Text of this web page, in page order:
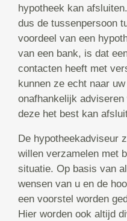
hypotheek kan
dus de tussenpersoon
voordeel van een
van een bank, is dat
contacten heeft met
kunnen ze echt naar
onafhankelijk
deze het best kan
De hypotheekadviseur
willen verzamelen met
situatie. Op basis van
wensen van u en de
een voorstel worden
Hier worden ook altijd